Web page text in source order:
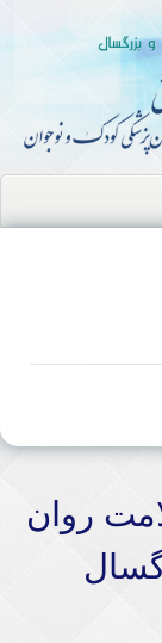
روان